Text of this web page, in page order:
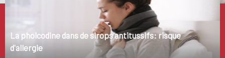
Product catégorie populaire
Arrêter de fumer
La pholcodine dans de sirops antitussifs: risque
d'allergie